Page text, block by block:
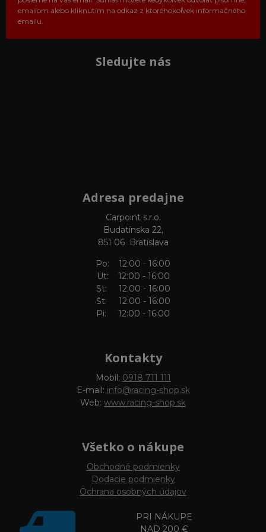
emailom alebo kliknutím na odkaz z ktoréhokoľvek informačného
emailu.
Sledujte nás
Adresa predajne
Carpoint s.r.o.
Budatínska 22,
851 06 Bratislava
Po: 12:00 - 16:00
Ut: 12:00 - 16:00
St: 12:00 - 16:00
Št: 12:00 - 16:00
Pi: 12:00 - 16:00
Kontakty
Mobil: 0918 711 111
E-mail: info@racing-shop.sk
Web: www.racing-shop.sk
Všetko o nákupe
Obchodné podmienky
Dodacie podmienky
Ochrana osobných údajov
PRI NÁKUPE
NAD 200 €